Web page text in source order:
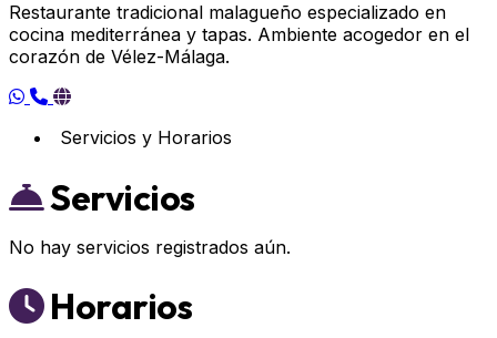
Restaurante tradicional malagueño especializado en
cocina mediterránea y tapas. Ambiente acogedor en el
corazón de Vélez-Málaga.
Servicios y Horarios
Servicios
No hay servicios registrados aún.
Horarios